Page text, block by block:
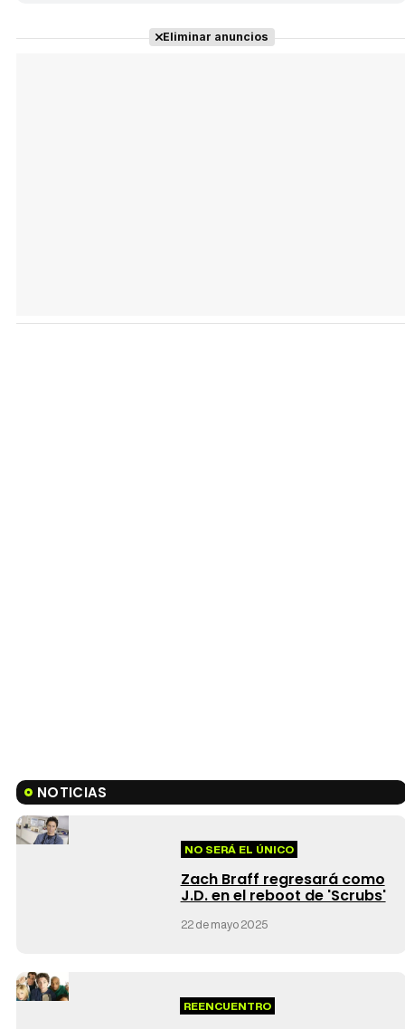
Eliminar anuncios
NOTICIAS
NO SERÁ EL ÚNICO
Zach Braff regresará como
J.D. en el reboot de 'Scrubs'
22 de mayo 2025
REENCUENTRO